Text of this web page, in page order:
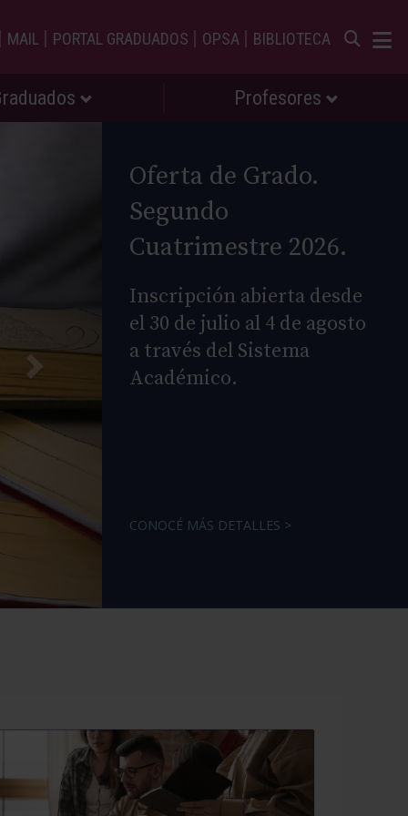
| MAIL | PORTAL GRADUADOS | OPSA | BIBLIOTECA
Profesores
Oferta de Grado.
Segundo
Cuatrimestre 2026.
Inscripción abierta desde
el 30 de julio al 4 de agosto
a través del Sistema
Académico.
CONOCÉ MÁS DETALLES >